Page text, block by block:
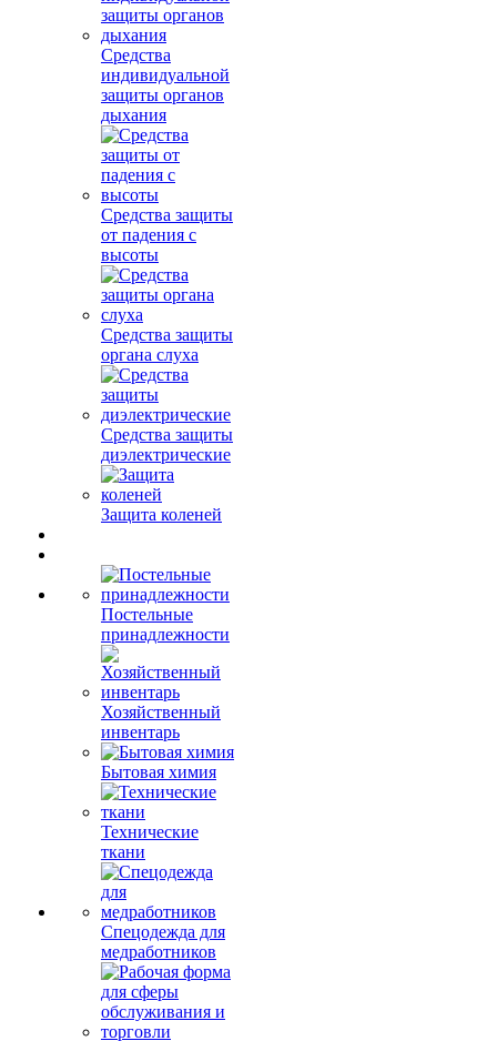
Средства
индивидуальной
защиты органов
дыхания
Средства защиты
от падения с
высоты
Средства защиты
органа слуха
Средства защиты
диэлектрические
Защита коленей
Постельные
принадлежности
Хозяйственный
инвентарь
Бытовая химия
Технические
ткани
Спецодежда для
медработников